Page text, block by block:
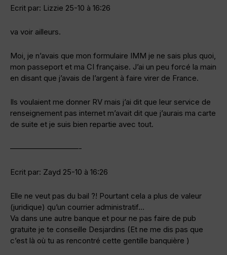
Ecrit par: Lizzie 25-10 à 16:26
va voir ailleurs.
Moi, je n’avais que mon formulaire IMM je ne sais plus quoi,
mon passeport et ma CI française. J’ai un peu forcé la main
en disant que j’avais de l’argent à faire virer de France.
Ils voulaient me donner RV mais j’ai dit que leur service de
renseignement pas internet m’avait dit que j’aurais ma carte
de suite et je suis bien repartie avec tout.
—————————-
Ecrit par: Zayd 25-10 à 16:26
Elle ne veut pas du bail ?! Pourtant cela a plus de valeur
(juridique) qu’un courrier administratif…
Va dans une autre banque et pour ne pas faire de pub
gratuite je te conseille Desjardins (Et ne me dis pas que
c’est là où tu as rencontré cette gentille banquière )